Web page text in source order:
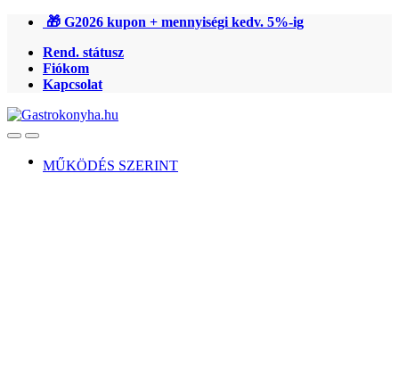
Ugrás
navigációhoz
Ugrás
tartalomra
🎁 G2026 kupon + mennyiségi kedv. 5%-ig
Rend. státusz
Fiókom
Kapcsolat
OpenClose
MŰKÖDÉS SZERINT